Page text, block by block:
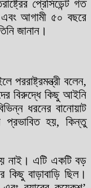
প্রেসিডেন্ট গত
আগামী ৫০ বছরে
জানান।
পররাষ্ট্রমন্ত্রী বলেন,
বিরুদ্ধে কিছু আইনি
ধরনের বানোয়াট
হয়, কিন্তু
নাই। এটি একটি বড়
কিছু বাড়াবাড়ি ছিল।